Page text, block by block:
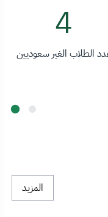
6
الطلاب الغير سعوديين
المزيد